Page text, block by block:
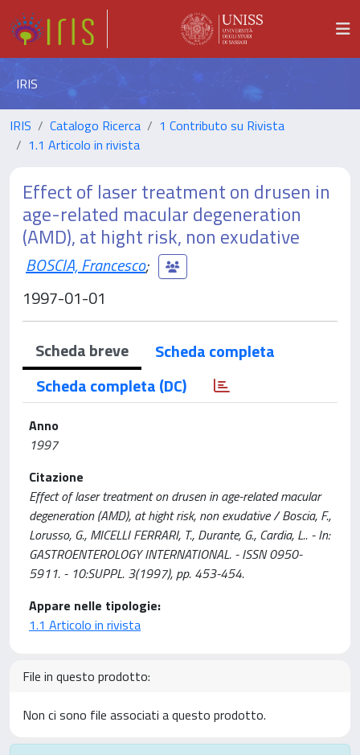
IRIS
IRIS Catalogo Ricerca
1 Contributo su Rivista
1.1 Articolo in rivista
Effect of laser treatment on drusen in
age-related macular degeneration
(AMD), at hight risk, non exudative
BOSCIA, Francesco;
1997-01-01
Scheda breve
Scheda completa
Scheda completa (DC)
Anno
1997
Citazione
Effect of laser treatment on drusen in age-related macular
degeneration (AMD), at hight risk, non exudative / Boscia, F.,
Lorusso, G., MICELLI FERRARI, T., Durante, G., Cardia, L.. - In:
GASTROENTEROLOGY INTERNATIONAL. - ISSN 0950-
5911. - 10:SUPPL. 3(1997), pp. 453-454.
Appare nelle tipologie:
1.1 Articolo in rivista
File in questo prodotto:
Non ci sono file associati a questo prodotto.